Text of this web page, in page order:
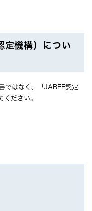
定機構）につい
ではなく、「JABEE認定
ください。